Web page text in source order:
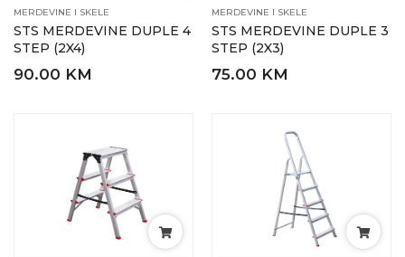
MERDEVINE I SKELE
STS MERDEVINE DUPLE 4
STEP (2X4)
90.00 KM
MERDEVINE I SKELE
STS MERDEVINE DUPLE 3
STEP (2X3)
75.00 KM